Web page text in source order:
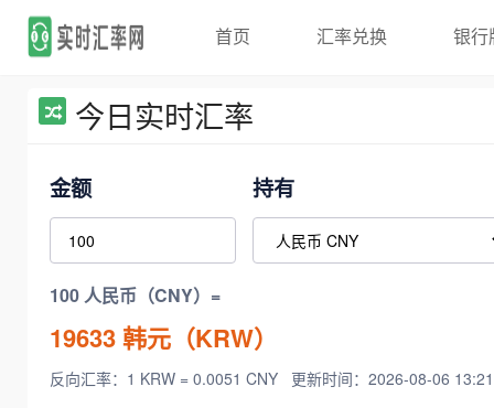
首页 汇率兑换 银行
今日实时汇率
金额 持有
100 人民币（CNY）=
19633韩元（KRW）
反向汇率：1 KRW = 0.0051 CNY 更新时间：2026-08-06